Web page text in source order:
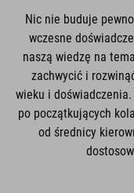
Nic nie buduje
wczesne
naszą wiedzę na
zachwycić i
wieku i doświadczenia.
po początkujących
od średnicy